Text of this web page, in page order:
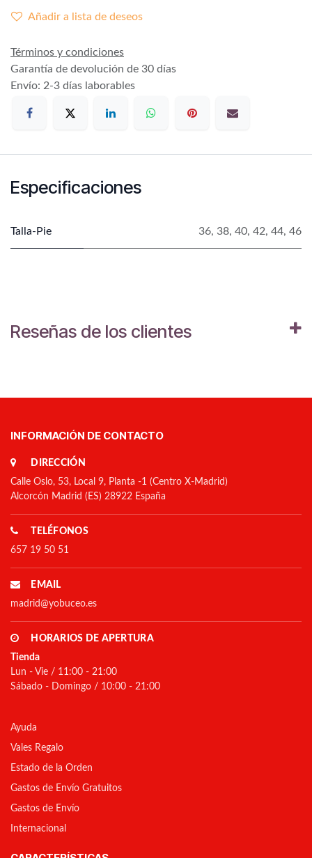
Añadir a lista de deseos
Términos y condiciones
Garantía de devolución de 30 días
Envío: 2-3 días laborables
Especificaciones
Talla-Pie 36, 38, 40, 42, 44, 46
Reseñas de los clientes
INFORMACIÓN DE CONTACTO
DIRECCIÓN
Calle Oslo, 53, Local 9, Planta -1 (Centro X-Madrid)
Alcorcón Madrid (ES) 28922 España
TELÉFONOS
657 19 50 51
EMAIL
madrid@yobuceo.es
HORARIOS DE APERTURA
Tienda
Lun - Vie / 11:00 - 21:00
Sábado - Domingo / 10:00 - 21:00
Ayuda
Vales Regalo
Estado de la Orden
Gastos de Envío Gratuitos
Gastos de Envío
Internacional